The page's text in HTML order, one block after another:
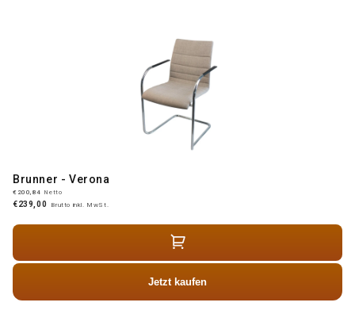
Brunner - Verona
€200,84 Netto
€239,00 Brutto inkl. MwSt.
Jetzt kaufen